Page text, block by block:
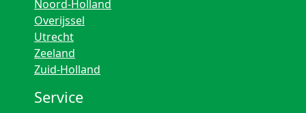
Noord-Holland
Overijssel
Utrecht
Zeeland
Zuid-Holland
Service